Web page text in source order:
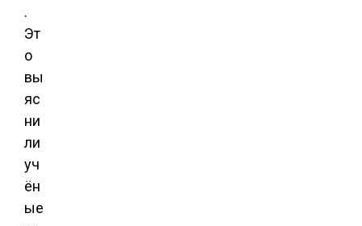
.
Эт
о
вы
яс
ни
ли
уч
ён
ые